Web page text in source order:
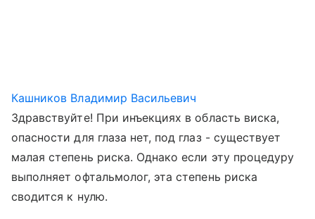
Кашников Владимир Васильевич
Здравствуйте! При инъекциях в область виска,
опасности для глаза нет, под глаз - существует
малая степень риска. Однако если эту процедуру
выполняет офтальмолог, эта степень риска
сводится к нулю.